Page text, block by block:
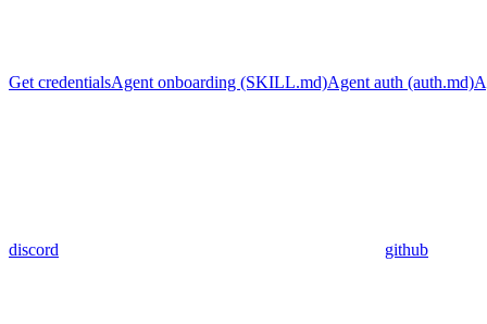
Get credentialsAgent onboarding (SKILL.md)Agent auth (auth.md)
discord github